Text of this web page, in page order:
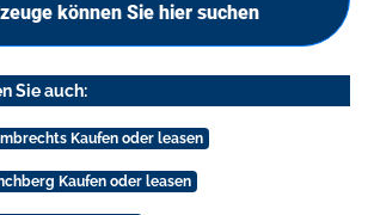
können Sie hier suchen
Sie auch:
Kaufen oder leasen
Kaufen oder leasen